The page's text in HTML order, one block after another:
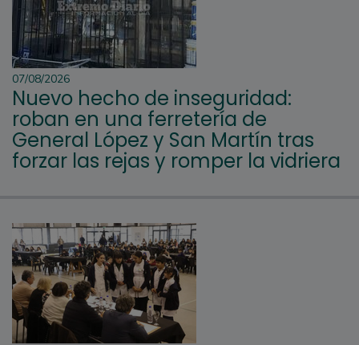
07/08/2026
Nuevo hecho de inseguridad:
roban en una ferretería de
General López y San Martín tras
forzar las rejas y romper la vidriera